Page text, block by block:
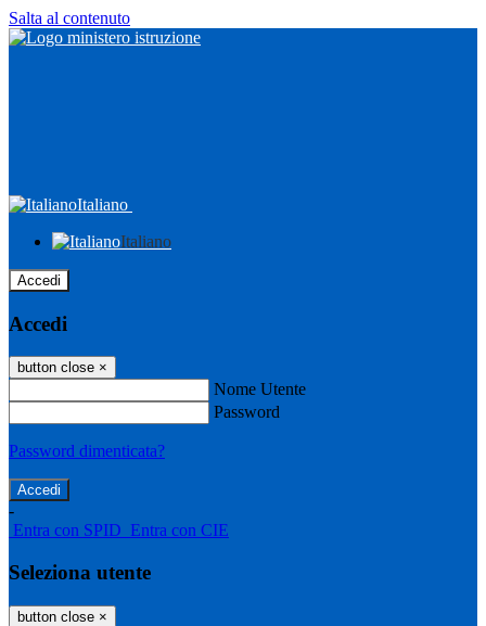
Salta al contenuto
Italiano
Italiano
Accedi
Accedi
button close ×
Nome Utente
Password
Password dimenticata?
-
Entra con SPID Entra con CIE
Seleziona utente
button close ×